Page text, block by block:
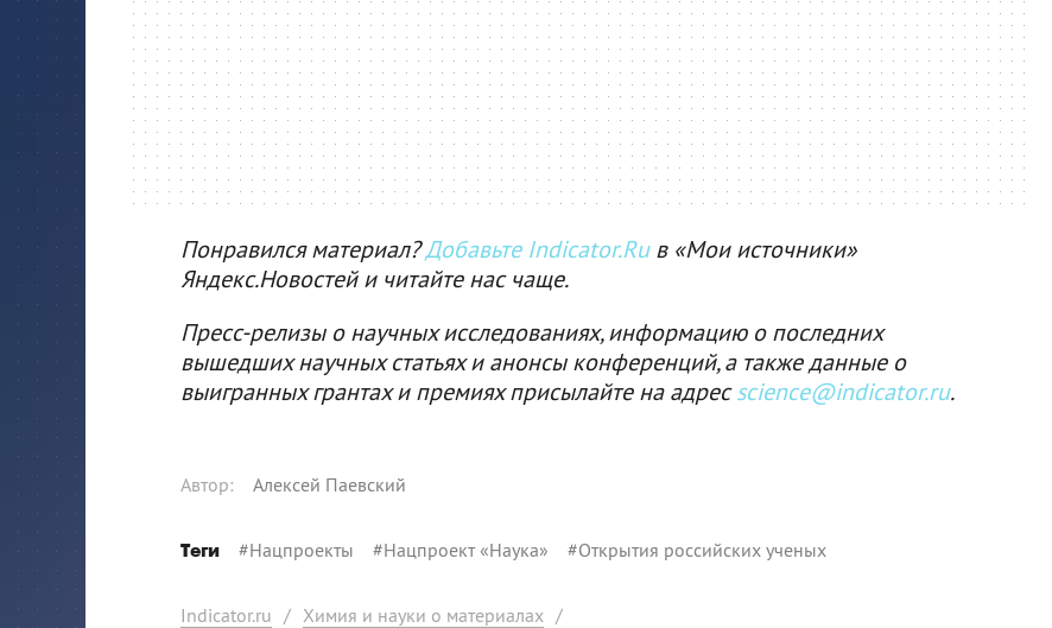
Понравился материал?Добавьте Indicator.Ruв «Мои источники»
Яндекс.Новостей и читайте нас чаще.
Пресс-релизы о научных исследованиях, информацию о последних
вышедших научных статьях и анонсы конференций, а также данные о
выигранных грантах и премиях присылайте на адресscience@indicator.ru.
Автор: Алексей Паевский
Теги #Нацпроекты #Нацпроект «Наука» #Открытия российских ученых
Indicator.ru / Химия и науки о материалах /